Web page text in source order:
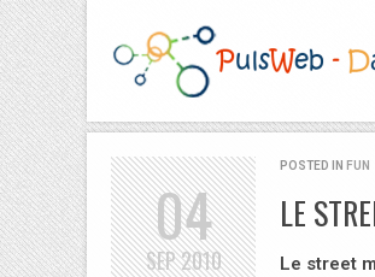
POSTED IN FUN
LE
Le street
04
SEP2010